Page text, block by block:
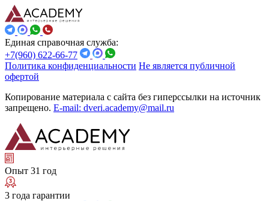
Единая справочная служба:
+7(960) 622-66-77
Политика конфиденциальности Не является публичной
офертой
Копирование материала с сайта без гиперссылки на источник
запрещено. E-mail: dveri.academy@mail.ru
Опыт 31 год
3 года гарантии